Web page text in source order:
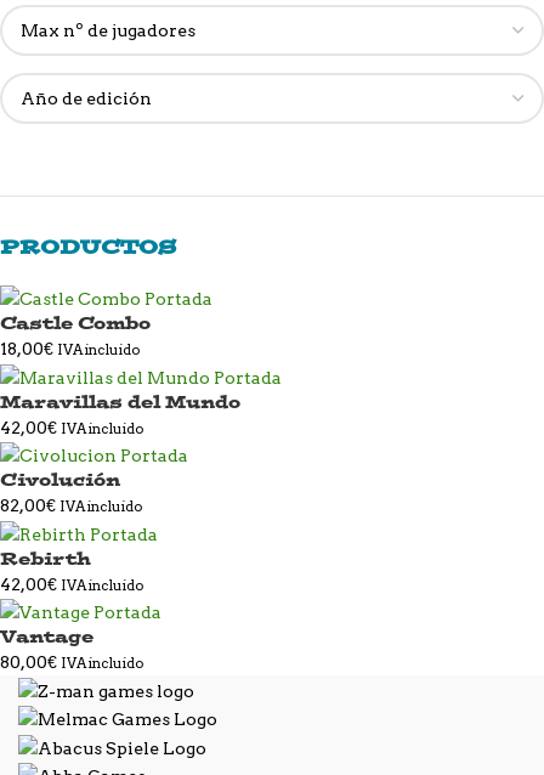
PRODUCTOS
Castle Combo
18,00€ IVA incluido
Maravillas del Mundo
42,00€ IVA incluido
Civolución
82,00€ IVA incluido
Rebirth
42,00€ IVA incluido
Vantage
80,00€ IVA incluido